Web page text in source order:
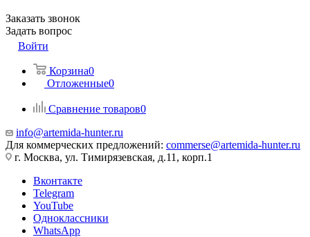
Заказать звонок
Задать вопрос
Войти
Корзина0
Отложенные0
Сравнение товаров0
info@artemida-hunter.ru
Для коммерческих предложений: commerse@artemida-hunter.ru
г. Москва, ул. Тимирязевская, д.11, корп.1
Вконтакте
Telegram
YouTube
Одноклассники
WhatsApp